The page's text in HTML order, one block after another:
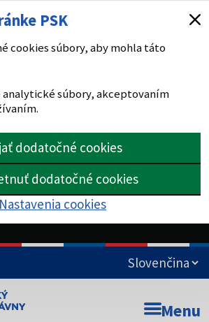
PSK
cookies súbory, aby mohla táto
súbory, akceptovaním
dodatočné cookies
dodatočné cookies
Nastavenia cookies
Menu